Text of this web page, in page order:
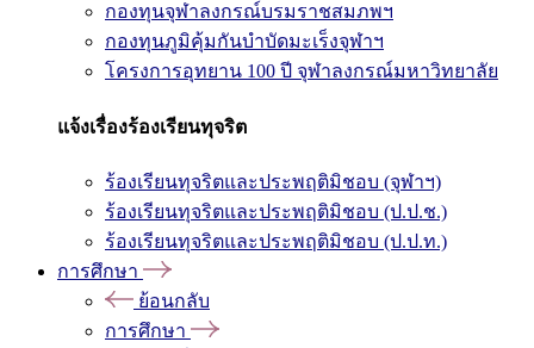
กองทุนจุฬาลงกรณ์บรมราชสมภพฯ
กองทุนภูมิคุ้มกันบำบัดมะเร็งจุฬาฯ
โครงการอุทยาน 100 ปี จุฬาลงกรณ์มหาวิทยาลัย
แจ้งเรื่องร้องเรียนทุจริต
ร้องเรียนทุจริตและประพฤติมิชอบ (จุฬาฯ)
ร้องเรียนทุจริตและประพฤติมิชอบ (ป.ป.ช.)
ร้องเรียนทุจริตและประพฤติมิชอบ (ป.ป.ท.)
การศึกษา
ย้อนกลับ
การศึกษา